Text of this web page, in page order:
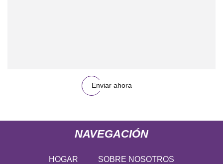
Enviar ahora
NAVEGACIÓN
HOGAR SOBRE NOSOTROS